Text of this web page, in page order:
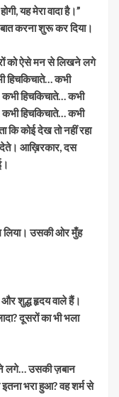
यह मेरा वादा है।”
करना शुरू कर दिया।
को ऐसे मन से लिखने लगे
हिचकिचाते… कभी
हिचकिचाते… कभी
हिचकिचाते… कभी
कोई देख तो नहीं रहा
देते। आख़िरकार, दस
उसकी ओर मुँह
और शुद्ध हृदय वाले हैं।
दूसरों का भी भला
लगे… उसकी ज़बान
भरा हुआ? वह शर्म से